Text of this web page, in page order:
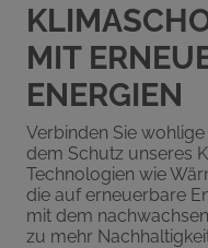
MIT
ENERGIEN
Verbinden Sie wohlige
dem Schutz unseres
Technologien wie
die auf erneuerbare
mit dem
zu mehr